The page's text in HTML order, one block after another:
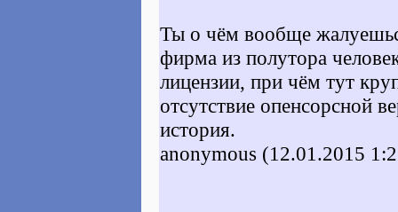
Ты о чём вообще
фирма из полутора
лицензии, при чём тут
отсутствие опенсорсной
история.
anonymous (12.01.2015